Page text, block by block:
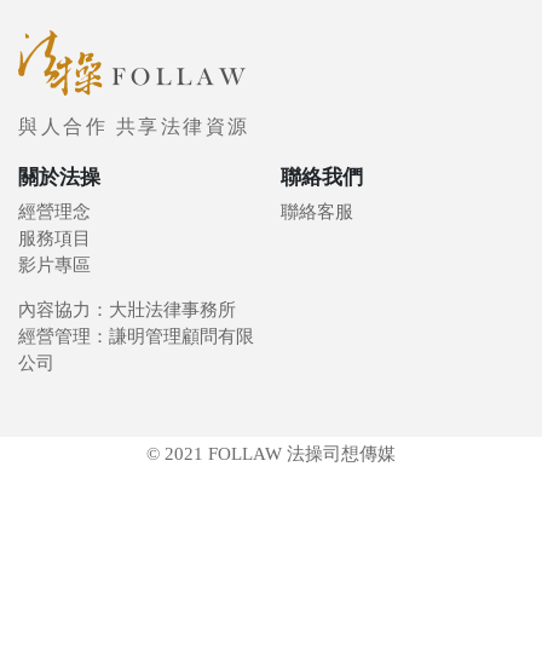
與人合作 共享法律資源
關於法操
經營理念
服務項目
影片專區
聯絡我們
聯絡客服
內容協力：大壯法律事務所
經營管理：謙明管理顧問有限
公司
© 2021 FOLLAW 法操司想傳媒